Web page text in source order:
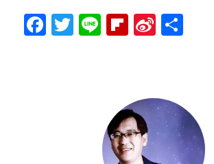
Facebook
Twitter
LineFlipboard
Sina